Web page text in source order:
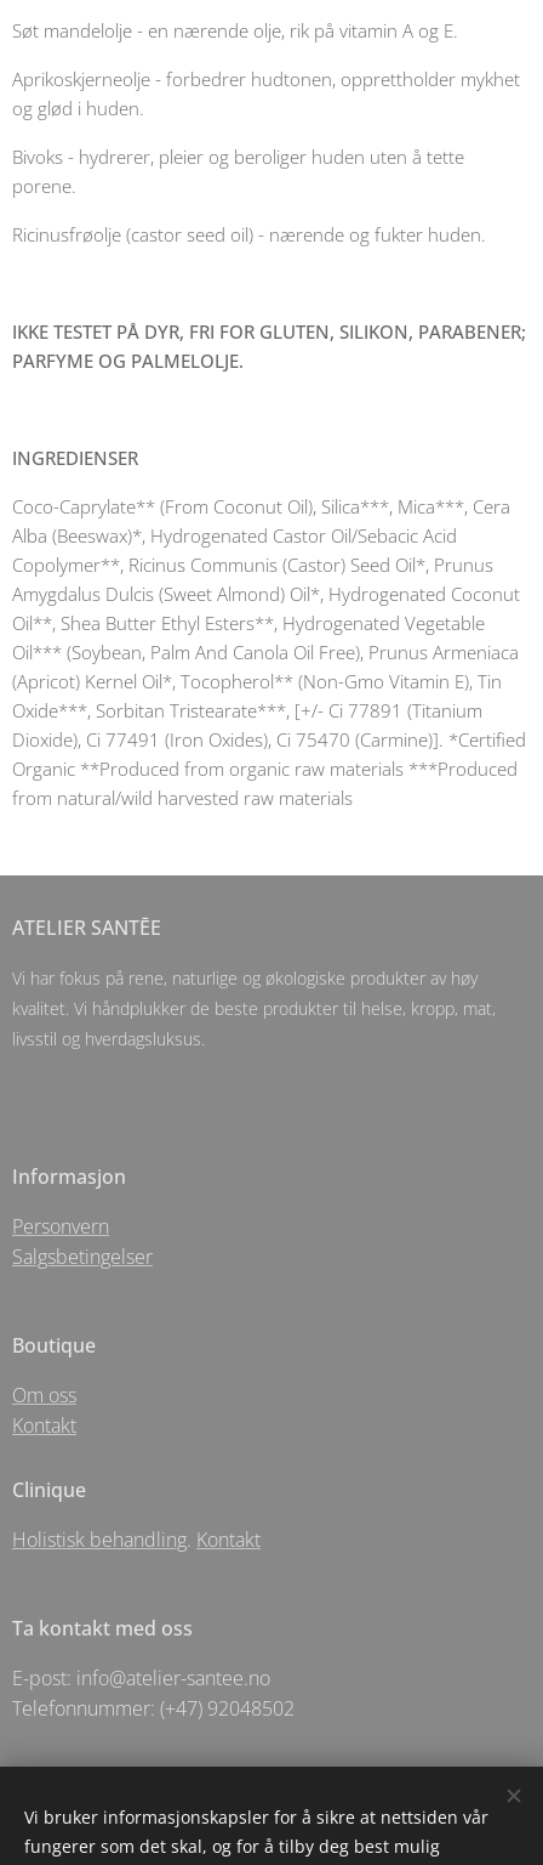
Søt mandelolje - en nærende olje, rik på vitamin A og E.
Aprikoskjerneolje - forbedrer hudtonen, opprettholder mykhet
og glød i huden.
Bivoks - hydrerer, pleier og beroliger huden uten å tette
porene.
Ricinusfrøolje (castor seed oil) - nærende og fukter huden.
IKKE TESTET PÅ DYR, FRI FOR GLUTEN, SILIKON, PARABENER;
PARFYME OG PALMELOLJE.
INGREDIENSER
Coco-Caprylate** (From Coconut Oil), Silica***, Mica***, Cera
Alba (Beeswax)*, Hydrogenated Castor Oil/Sebacic Acid
Copolymer**, Ricinus Communis (Castor) Seed Oil*, Prunus
Amygdalus Dulcis (Sweet Almond) Oil*, Hydrogenated Coconut
Oil**, Shea Butter Ethyl Esters**, Hydrogenated Vegetable
Oil*** (Soybean, Palm And Canola Oil Free), Prunus Armeniaca
(Apricot) Kernel Oil*, Tocopherol** (Non-Gmo Vitamin E), Tin
Oxide***, Sorbitan Tristearate***, [+/- Ci 77891 (Titanium
Dioxide), Ci 77491 (Iron Oxides), Ci 75470 (Carmine)]. *Certified
Organic **Produced from organic raw materials ***Produced
from natural/wild harvested raw materials
ATELIER SANTĒE
Vi har fokus på rene, naturlige og økologiske produkter av høy
kvalitet. Vi håndplukker de beste produkter til helse, kropp, mat,
livsstil og hverdagsluksus.
Informasjon
Personvern
Salgsbetingelser
Boutique
Om oss
Kontakt
Clinique
Holistisk behandling. Kontakt
Ta kontakt med oss
E-post: info@atelier-santee.no
Telefonnummer: (+47) 92048502
© 2025 Holistic Apotechary For Santēe As- Langgata 5 - Sandnes
Informasjonskapsler
Vi bruker informasjonskapsler for å sikre at nettsiden vår
fungerer som det skal, og for å tilby deg best mulig